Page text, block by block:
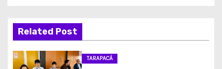
a
c
i
Related Post
TARAPACÁ